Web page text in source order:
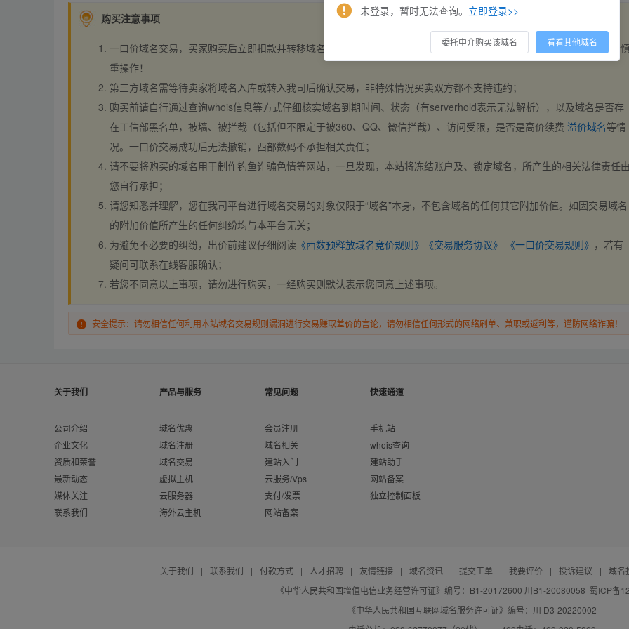
购买注意事项
一口价域名交易，买家购买后立即扣款并转移域名，交易自动完成。买卖双方都不支持违约，一旦出价不支持撤销，请
重操作！
第三方域名需等待卖家将域名入库或转入我司后确认交易，非特殊情况买卖双方都不支持违约；
购买前请自行通过查询whois信息等方式仔细核实域名到期时间、状态（有serverhold表示无法解析），以及域名是否存
在工信部黑名单，被墙、被拦截（包括但不限定于被360、QQ、微信拦截）、访问受限，是否是高价续费 溢价域名等情
况。一口价交易成功后无法撤销，西部数码不承担相关责任；
请不要将购买的域名用于制作钓鱼诈骗色情等网站，一旦发现，本站将冻结账户及、锁定域名，所产生的相关法律责任
您自行承担；
请您知悉并理解，您在我司平台进行域名交易的对象仅限于“域名”本身，不包含域名的任何其它附加价值。如因交易域名
的附加价值所产生的任何纠纷均与本平台无关；
为避免不必要的纠纷，出价前建议仔细阅读 《西数预释放域名竞价规则》 《交易服务协议》 《一口价交易规则》 ，若有
疑问可联系在线客服确认；
若您不同意以上事项，请勿进行购买，一经购买则默认表示您同意上述事项。
安全提示：请勿相信任何利用本站域名交易规则漏洞进行交易赚取差价的言论，请勿相信任何形式的网络刷单、兼职或返利等，谨防网络诈骗！
关于我们
公司介绍
企业文化
资质和荣誉
最新动态
媒体关注
联系我们
产品与服务
域名优惠
域名注册
域名交易
虚拟主机
云服务器
海外云主机
常见问题
会员注册
域名相关
建站入门
云服务/Vps
支付/发票
网站备案
快速通道
手机站
whois查询
建站助手
网站备案
独立控制面板
关于我们 | 联系我们 | 付款方式 | 人才招聘 | 友情链接 | 域名资讯 | 提交工单 | 我要评价 | 投诉建议 |
域名
《中华人民共和国增值电信业务经营许可证》编号：B1-20172600 川B1-20080058 蜀ICP备
《中华人民共和国互联网域名服务许可证》编号：川 D3-20220002
未登录，暂时无法查询。 立即登录>>
委托中介购买该域名 看看其他域名